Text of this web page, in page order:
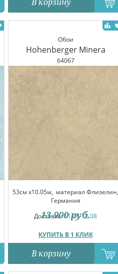
Обои
Hohenberger Minera
64067
53см x10.05м, материал Флизелин,
Германия
Доставка:11.08-12.08
КУПИТЬ В 1 КЛИК
13 900 руб.
В корзину